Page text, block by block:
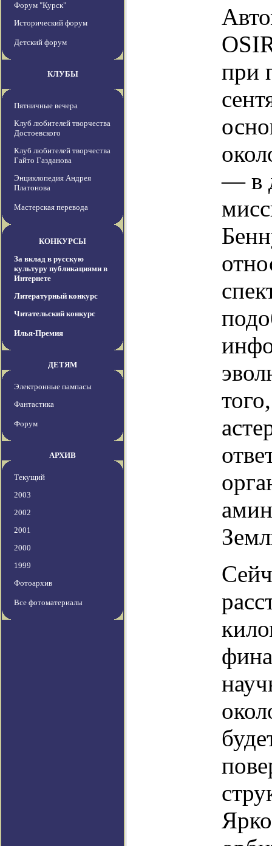
Форум "Курск"
Исторический форум
Детский форум
КЛУБЫ
Пятничные вечера
Клуб любителей творчества
Достоевского
Клуб любителей творчества
Гайто Газданова
Энциклопедия Андрея
Платонова
Мастерская перевода
КОНКУРСЫ
За вклад в русскую
культуру публикациями в
Интернете
Литературный конкурс
Читательский конкурс
Илья-Премия
ДЕТЯМ
Электронные пампасы
Фантастика
Форум
АРХИВ
Текущий
2003
2002
2001
2000
1999
Фотоархив
Все фотоматериалы
при
— в